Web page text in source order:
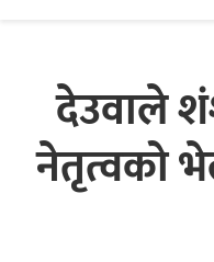
देउवाले
नेतृत्वको